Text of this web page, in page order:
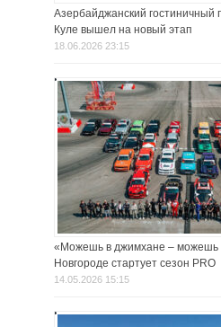
Азербайджанский гостиничный
Куле вышел на новый этап
18.06.2026 23:15
«Можешь в джимхане – можешь
Новгороде стартует сезон PRO
14.05.2026 15:15